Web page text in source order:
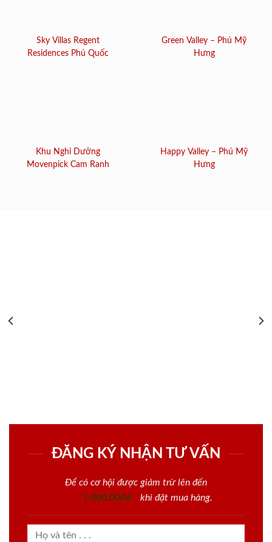
Sky Villas Regent
Residences Phú Quốc
Green Valley – Phú Mỹ
Hưng
Khu Nghỉ Dưỡng
Movenpick Cam Ranh
Happy Valley – Phú Mỹ
Hưng
ĐĂNG KÝ NHẬN TƯ VẤN
Để có cơ hội được giảm trừ lên đến
1.000.000đ
khi đặt mua hàng.